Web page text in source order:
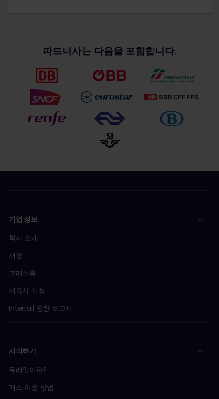
파트너사는 다음을 포함합니다.
기업 정보
회사 소개
채용
프레스룸
제휴사 신청
Interrail 영향 보고서
시작하기
유레일이란?
패스 이용 방법